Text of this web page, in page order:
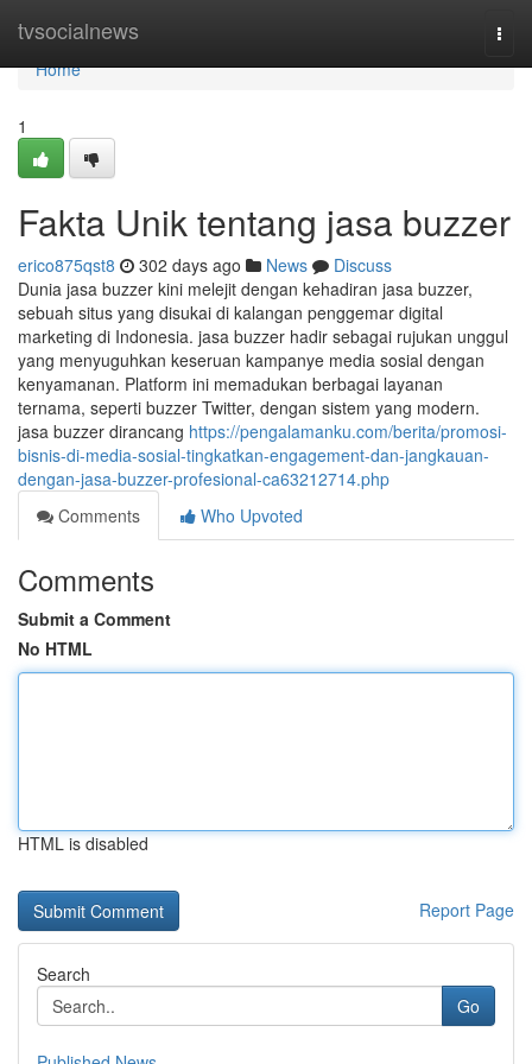
tvsocialnews
Home
Home
1
Fakta Unik tentang jasa buzzer
erico875qst8 302 days ago News
Discuss
Dunia jasa buzzer kini melejit dengan kehadiran jasa buzzer,
sebuah situs yang disukai di kalangan penggemar digital
marketing di Indonesia. jasa buzzer hadir sebagai rujukan unggul
yang menyuguhkan keseruan kampanye media sosial dengan
kenyamanan. Platform ini memadukan berbagai layanan
ternama, seperti buzzer Twitter, dengan sistem yang modern.
jasa buzzer dirancang https://pengalamanku.com/berita/promosi-
bisnis-di-media-sosial-tingkatkan-engagement-dan-jangkauan-
dengan-jasa-buzzer-profesional-ca63212714.php
Comments
Who Upvoted
Comments
Submit a Comment
No HTML
HTML is disabled
Report Page
Search
Go